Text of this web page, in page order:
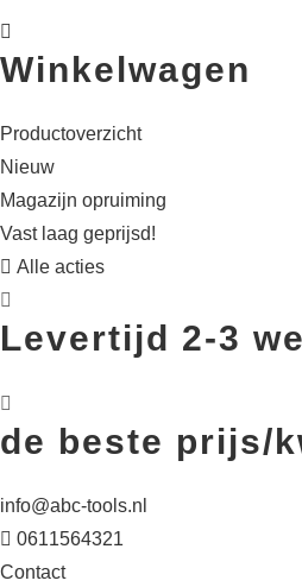
Winkelwagen
Productoverzicht
Nieuw
Magazijn opruiming
Vast laag geprijsd!
Alle acties
Levertijd 2-3
de beste prijs/
info@abc-tools.nl
0611564321
Contact